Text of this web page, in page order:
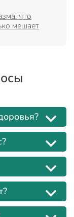
что
мешает